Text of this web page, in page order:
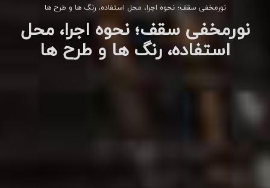
نورمخفی سقف؛ نحوه اجرا، محل استفاده، رنگ ها و طرح ها
نورمخفی سقف؛ نحوه اجرا، محل
استفاده، رنگ ها و طرح ها